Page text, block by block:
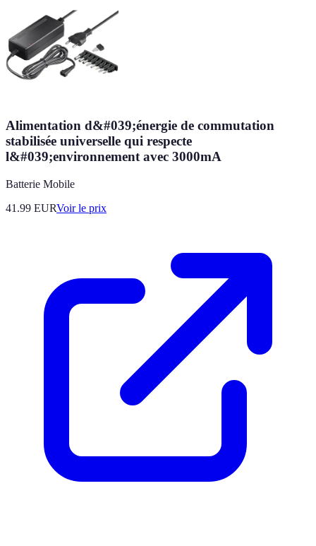
Alimentation d&#039;énergie de commutation
stabilisée universelle qui respecte
l&#039;environnement avec 3000mA
Batterie Mobile
41.99 EURVoir le prix